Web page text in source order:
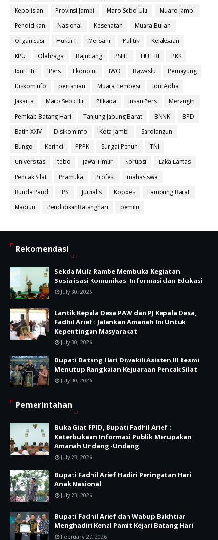
Kepolisian
Provinsi Jambi Maro Sebo Ulu
Muaro Jambi
Pendidikan
Nasional Kesehatan
Muara Bulian
Organisasi
Hukum Mersam Politik
Kejaksaan
KPU
Olahraga Bajubang PSHT HUT RI
PKK
Idul Fitri
Pers Ekonomi IWO Bawaslu
Pemayung
Diskominfo
pertanian Muara Tembesi
Idul Adha
Jakarta
Maro Sebo Ilir Pilkada Insan Pers
Merangin
Pemkab Batang Hari
Tanjung Jabung Barat BNNK
BPD
Batin XXIV
Disikominfo Kota Jambi
Sarolangun
Bungo
Kerinci PPPK Sungai Penuh
TNI
Universitas
tebo Jawa Timur Korupsi
Laka Lantas
Pencak Silat
Pramuka Profesi
mahasiswa
Bunda Paud
IPSI Jurnalis Kopdes
Lampung Barat
Madiun
PendidikanBatanghari pemilu
Rekomendasi
Sekda Mula Rambe Membuka Kegiatan
Sosialisasi Komunikasi Informasi dan Edukasi
July 30, 2026
Lantik Kepala Desa PAW dan PJ Kepala Desa,
Fadhil Arief : Jalankan Amanah Ini Untuk
Kepentingan Masyarakat
July 30, 2026
Bupati Batang Hari Diwakili Asisten III Resmi
Menutup Rangkaian Kejuaraan Pencak Silat
July 30, 2026
Pemerintahan
Buka Giat PPID, Bupati Fadhil Arief :
Keterbukaan Informasi Publik Merupakan
Amanah Undang -Undang
July 23, 2026
Bupati Fadhil Arief Hadiri Peringatan Hari
Anak Nasional
July 23, 2026
Bupati Fadhil Arief dan Wabup Bakhtiar
Menghadiri Kenal Pamit Kejari Batang Hari
February 27, 2026